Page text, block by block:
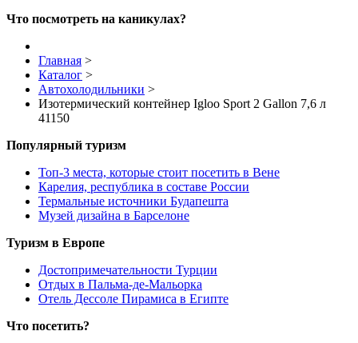
Что посмотреть на каникулах?
Главная >
Каталог >
Автохолодильники >
Изотермический контейнер Igloo Sport 2 Gallon 7,6 л
41150
Популярный туризм
Топ-3 места, которые стоит посетить в Вене
Карелия, республика в составе России
Термальные источники Будапешта
Музей дизайна в Барселоне
Туризм в Европе
Достопримечательности Турции
Отдых в Пальма-де-Мальорка
Отель Дессоле Пирамиса в Египте
Что посетить?